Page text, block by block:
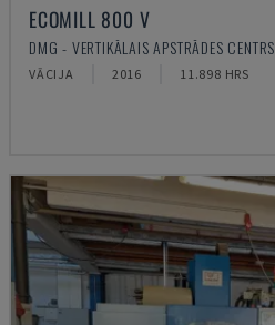
ECOMILL 800 V
DMG - VERTIKĀLAIS APSTRĀDES CENTRS
VĀCIJA 2016 11.898 HRS